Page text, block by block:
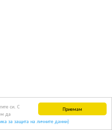
Приемам
си. С
да
за защита на личните данни)